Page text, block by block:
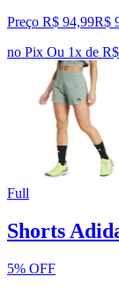
Preço R$ 94,99R$
no Pix Ou 1x de
Full
Shorts
5% OFF